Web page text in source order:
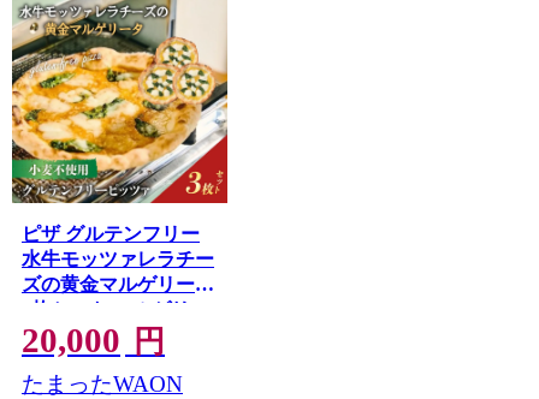
ピザ グルテンフリー
水牛モッツァレラチー
ズの黄金マルゲリータ
3枚セット マルゲリー
タ モッツァレラ チー
ズ 冷凍ピザ 世界一位
受賞 ピッツァ職人監
20,000 円
たまったWAON